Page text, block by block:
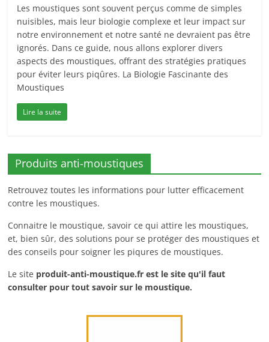
Les moustiques sont souvent perçus comme de simples
nuisibles, mais leur biologie complexe et leur impact sur
notre environnement et notre santé ne devraient pas être
ignorés. Dans ce guide, nous allons explorer divers
aspects des moustiques, offrant des stratégies pratiques
pour éviter leurs piqûres. La Biologie Fascinante des
Moustiques
Lire la suite
Produits anti-moustiques
Retrouvez toutes les informations pour lutter efficacement
contre les moustiques.
Connaitre le moustique, savoir ce qui attire les moustiques,
et, bien sûr, des solutions pour se protéger des moustiques et
des conseils pour soigner les piqures de moustiques.
Le site produit-anti-moustique.fr est le site qu'il faut
consulter pour tout savoir sur le moustique.